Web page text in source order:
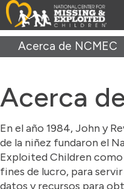
Acerca de NCMEC
Acerca
En el año 1984, John y
de la niñez fundaron el
Exploited Children
fines de lucro, para
datos y recursos para